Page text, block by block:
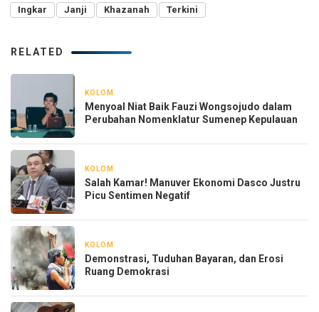
Ingkar Janji Khazanah Terkini
RELATED
KOLOM
Menyoal Niat Baik Fauzi Wongsojudo dalam
Perubahan Nomenklatur Sumenep Kepulauan
KOLOM
Salah Kamar! Manuver Ekonomi Dasco Justru
Picu Sentimen Negatif
KOLOM
Demonstrasi, Tuduhan Bayaran, dan Erosi
Ruang Demokrasi